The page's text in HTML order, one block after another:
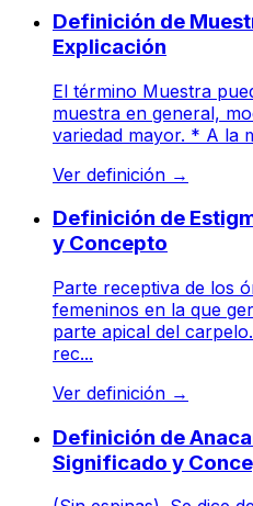
Definición de
Explicación
El término Muestra
muestra en general,
variedad mayor. * A la
Ver definición →
Definición de
y Concepto
Parte receptiva de los
femeninos en la que
parte apical del
rec...
Ver definición →
Definición de
Significado y